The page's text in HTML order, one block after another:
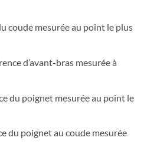
coude mesurée au point le plus
d’avant-bras mesurée à
du poignet mesurée au point le
du poignet au coude mesurée